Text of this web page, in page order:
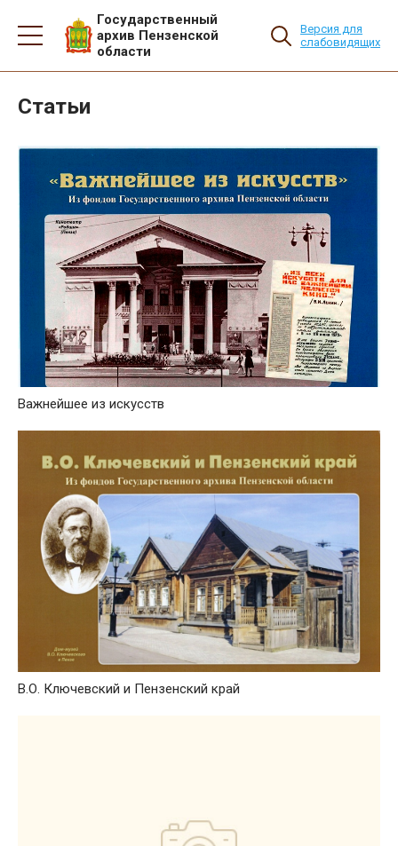
Государственный
архив Пензенской
области
Версия для
слабовидящих
Статьи
Важнейшее из искусств
В.О. Ключевский и Пензенский край